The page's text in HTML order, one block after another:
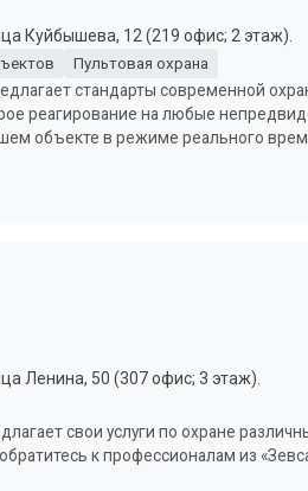
Куйбышева, 12 (219 офис; 2 этаж).
Пультовая охрана
стандарты современной
реагирование на любые
объекте в режиме реального
Ленина, 50 (307 офис; 3 этаж).
свои услуги по охране
к профессионалам из